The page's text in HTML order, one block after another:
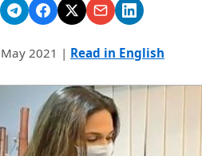
2021 | Read in English